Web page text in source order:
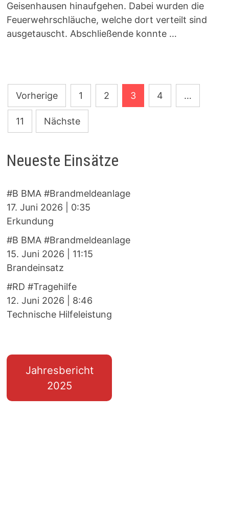
Geisenhausen hinaufgehen. Dabei wurden die
Feuerwehrschläuche, welche dort verteilt sind
ausgetauscht. Abschließende konnte …
Seitennummerierung
der
Beiträge
Vorherige 1 2 3 4 …
11 Nächste
Neueste Einsätze
#B BMA #Brandmeldeanlage
17. Juni 2026
0:35
Erkundung
#B BMA #Brandmeldeanlage
15. Juni 2026
11:15
Brandeinsatz
#RD #Tragehilfe
12. Juni 2026
8:46
Technische Hilfeleistung
Jahresbericht
2025